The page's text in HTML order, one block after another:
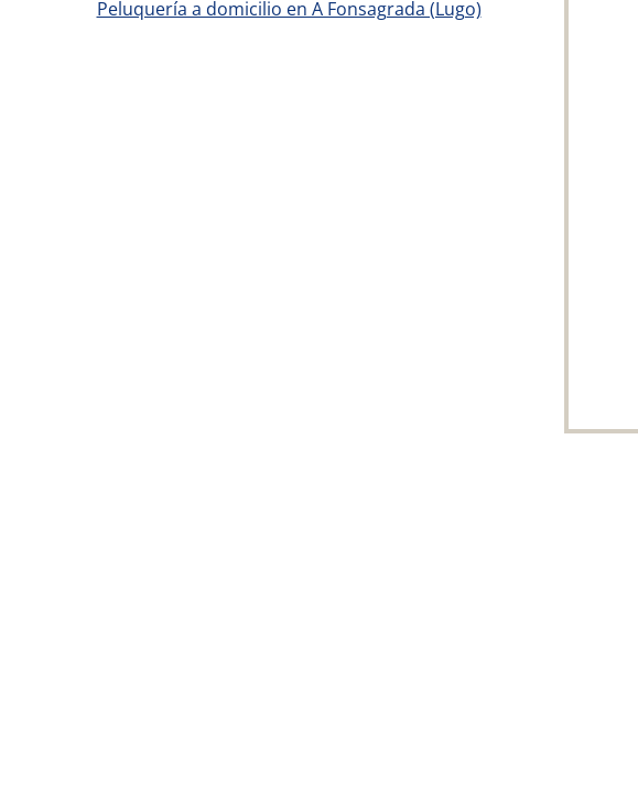
Peluquería a domicilio en A Fonsagrada (Lugo)